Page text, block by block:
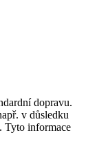
dopravu.
v důsledku
Tyto informace